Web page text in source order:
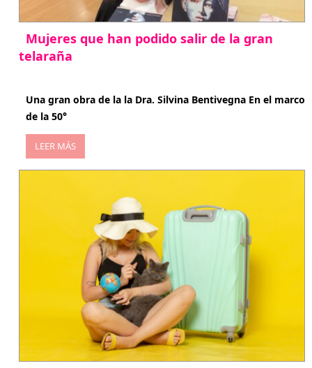
Mujeres que han podido salir de la gran
telaraña
Una gran obra de la la Dra. Silvina Bentivegna En el marco
de la 50°
LEER MÁS